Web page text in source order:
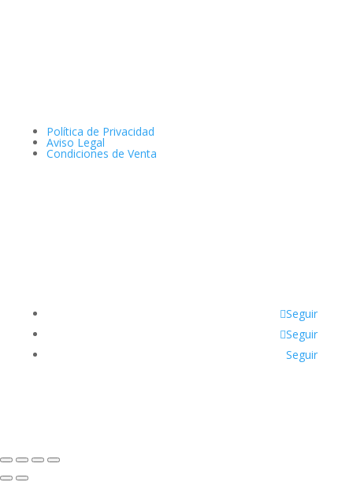
Política de Privacidad
Aviso Legal
Condiciones de Venta
Seguir
Seguir
Seguir